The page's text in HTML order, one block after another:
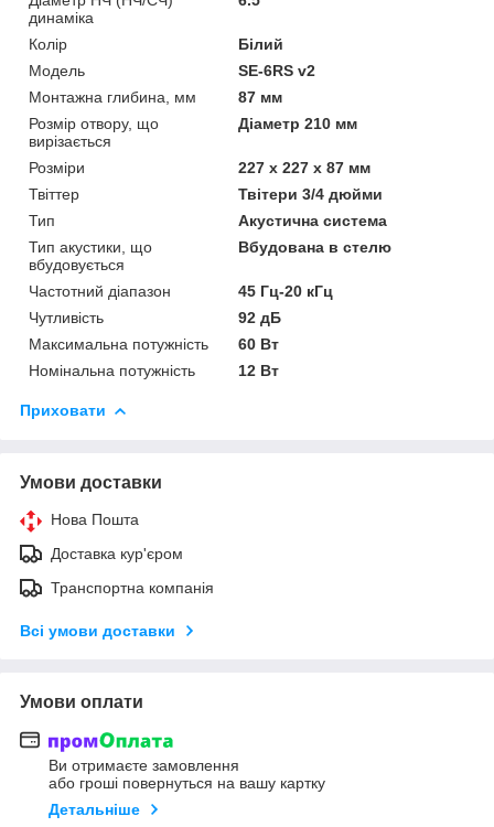
динаміка
Колір
Білий
Мoдель
SE-6RS v2
Монтажна глибина, мм
87 мм
Розмір отвору, що
вирізається
Діаметр 210 мм
Розміри
227 x 227 x 87 мм
Твіттер
Твітери 3/4 дюйми
Тип
Акустична система
Тип акустики, що
вбудовується
Вбудована в стелю
Частотний діапазон
45 Гц-20 кГц
Чутливість
92 дБ
Максимальна потужність
60 Вт
Номінальна потужність
12 Вт
Приховати
Умови доставки
Нова Пошта
Доставка кур'єром
Транспортна компанія
Всі умови доставки
Умови оплати
Ви отримаєте замовлення
або гроші повернуться на вашу картку
Детальніше